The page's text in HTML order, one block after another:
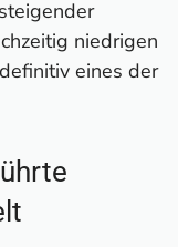
niedrigen
eines der